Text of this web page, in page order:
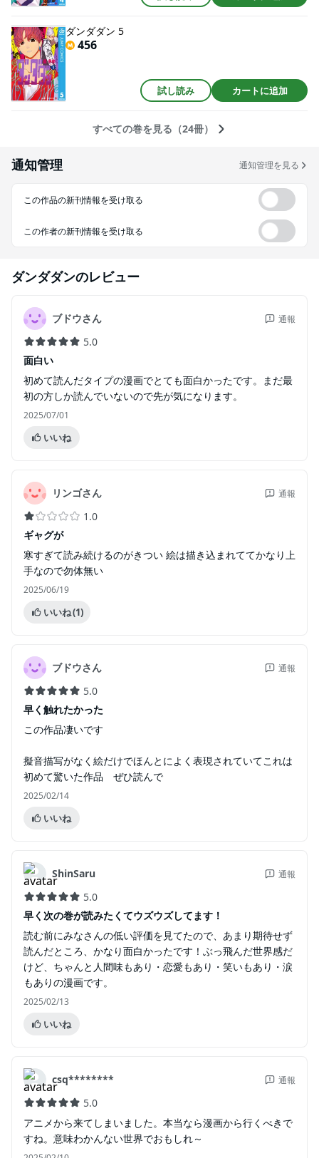
ダンダダン 5
456
試し読み カートに追加
すべての巻を見る（24冊）
通知管理 通知管理を見る
この作品の新刊情報を受け取る
この作者の新刊情報を受け取る
ダンダダンのレビュー
ブドウさん 通報
5.0
面白い
初めて読んだタイプの漫画でとても面白かったです。まだ最
初の方しか読んでいないので先が気になります。
2025/07/01
いいね
リンゴさん 通報
1.0
ギャグが
寒すぎて読み続けるのがきつい 絵は描き込まれててかなり上
手なので勿体無い
2025/06/19
いいね(1)
ブドウさん 通報
5.0
早く触れたかった
この作品凄いです
擬音描写がなく絵だけでほんとによく表現されていてこれは
初めて驚いた作品 ぜひ読んで
2025/02/14
いいね
ShinSaru 通報
5.0
早く次の巻が読みたくてウズウズしてます！
読む前にみなさんの低い評価を見てたので、あまり期待せず
読んだところ、かなり面白かったです！ぶっ飛んだ世界感だ
けど、ちゃんと人間味もあり・恋愛もあり・笑いもあり・涙
もありの漫画です。
2025/02/13
いいね
csq******** 通報
5.0
アニメから来てしまいました。本当なら漫画から行くべきで
すね。意味わかんない世界でおもしれ～